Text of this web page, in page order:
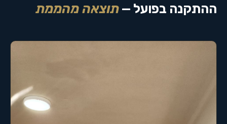
ההתקנה בפועל — תוצאה מהממת